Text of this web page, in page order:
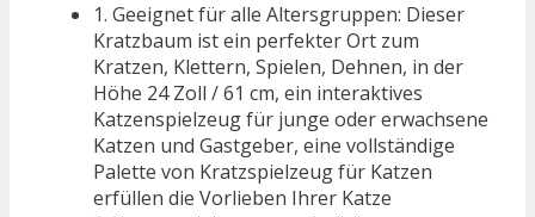
1. Geeignet für alle Altersgruppen: Dieser
Kratzbaum ist ein perfekter Ort zum
Kratzen, Klettern, Spielen, Dehnen, in der
Höhe 24 Zoll / 61 cm, ein interaktives
Katzenspielzeug für junge oder erwachsene
Katzen und Gastgeber, eine vollständige
Palette von Kratzspielzeug für Katzen
erfüllen die Vorlieben Ihrer Katze